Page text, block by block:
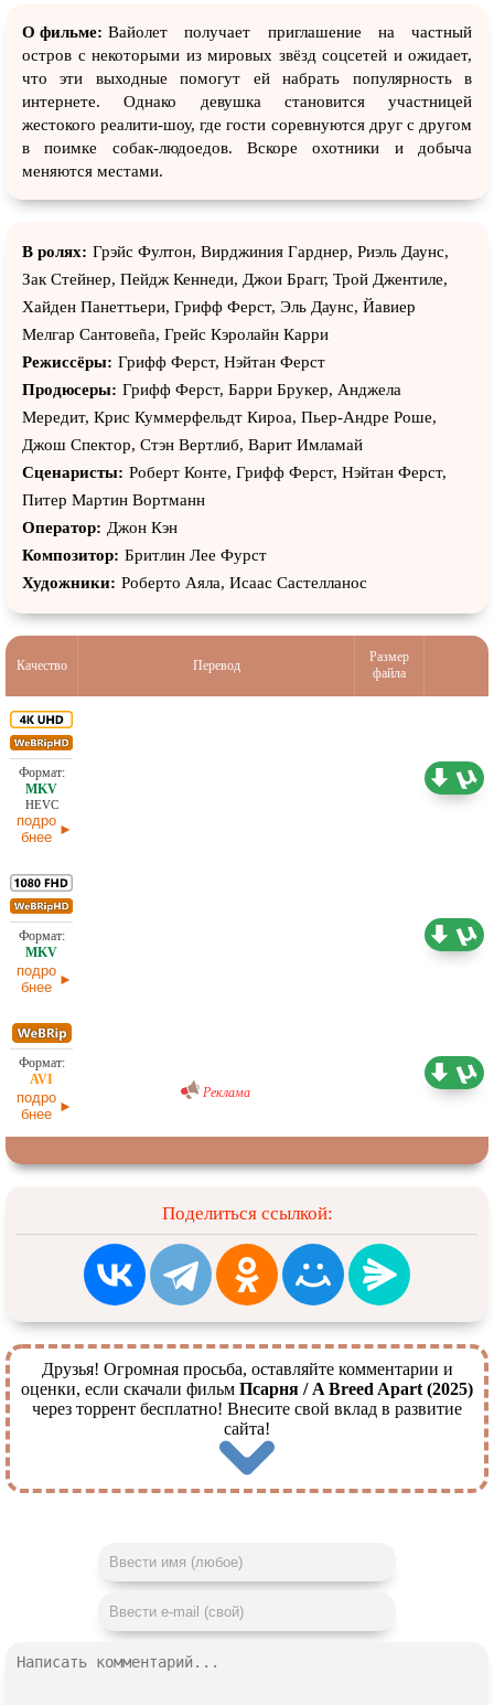
О фильме: Вайолет получает приглашение на частный
остров с некоторыми из мировых звёзд соцсетей и ожидает,
что эти выходные помогут ей набрать популярность в
интернете. Однако девушка становится участницей
жестокого реалити-шоу, где гости соревнуются друг с другом
в поимке собак-людоедов. Вскоре охотники и добыча
меняются местами.
В ролях: Грэйс Фултон, Вирджиния Гарднер, Риэль Даунс,
Зак Стейнер, Пейдж Кеннеди, Джои Брагг, Трой Джентиле,
Хайден Панеттьери, Грифф Ферст, Эль Даунс, Йавиер
Мелгар Сантовеñа, Грейс Кэролайн Карри
Режиссёры: Грифф Ферст, Нэйтан Ферст
Продюсеры: Грифф Ферст, Барри Брукер, Анджела
Мередит, Крис Куммерфельдт Кироа, Пьер-Андре Роше,
Джош Спектор, Стэн Вертлиб, Варит Имламай
Сценаристы: Роберт Конте, Грифф Ферст, Нэйтан Ферст,
Питер Мартин Вортманн
Оператор: Джон Кэн
Композитор: Бритлин Лее Фурст
Художники: Роберто Аяла, Исааc Cастелланос
Качество Перевод
Размер
файла
HEVC
подро
бнее
подро
бнее
подро
бнее
Реклама
Поделиться ссылкой:
Друзья! Огромная просьба, оставляйте комментарии и
оценки, если скачали фильм Псарня / A Breed Apart (2025)
через торрент бесплатно! Внесите свой вклад в развитие
сайта!